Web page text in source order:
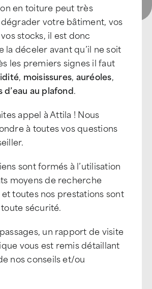
en toiture peut très
votre bâtiment, vos
stocks, il est donc
la déceler avant qu’il ne soit
les premiers signes il faut
, moisissures, auréoles,
au plafond.
appel à Attila ! Nous
à toutes vos questions
sont formés à l’utilisation
moyens de recherche
toutes nos prestations sont
sécurité.
un rapport de visite
vous est remis détaillant
nos conseils et/ou